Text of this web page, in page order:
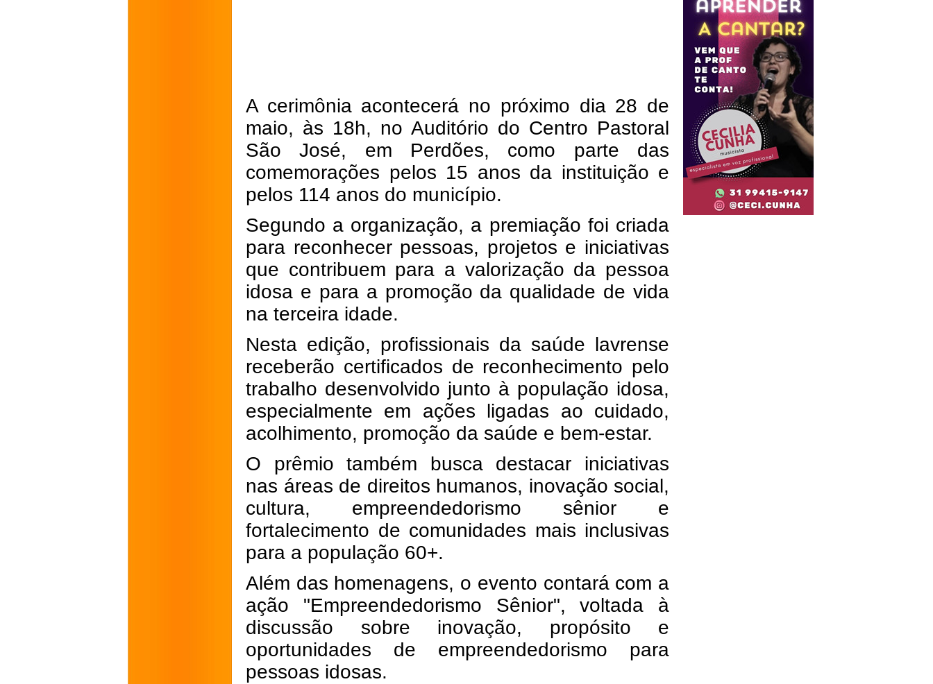
A cerimônia acontecerá no próximo dia 28 de
maio, às 18h, no Auditório do Centro Pastoral
São José, em Perdões, como parte das
comemorações pelos 15 anos da instituição e
pelos 114 anos do município.
Segundo a organização, a premiação foi criada
para reconhecer pessoas, projetos e iniciativas
que contribuem para a valorização da pessoa
idosa e para a promoção da qualidade de vida
na terceira idade.
Nesta edição, profissionais da saúde lavrense
receberão certificados de reconhecimento pelo
trabalho desenvolvido junto à população idosa,
especialmente em ações ligadas ao cuidado,
acolhimento, promoção da saúde e bem-estar.
O prêmio também busca destacar iniciativas
nas áreas de direitos humanos, inovação social,
cultura, empreendedorismo sênior e
fortalecimento de comunidades mais inclusivas
para a população 60+.
Além das homenagens, o evento contará com a
ação "Empreendedorismo Sênior", voltada à
discussão sobre inovação, propósito e
oportunidades de empreendedorismo para
pessoas idosas.